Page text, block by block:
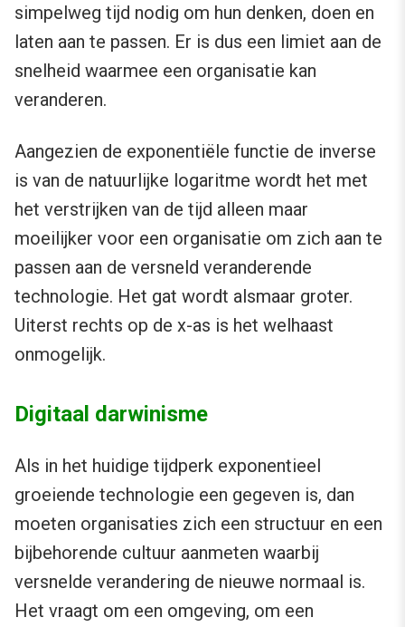
simpelweg tijd nodig om hun denken, doen en
laten aan te passen. Er is dus een limiet aan de
snelheid waarmee een organisatie kan
veranderen.
Aangezien de exponentiële functie de inverse
is van de natuurlijke logaritme wordt het met
het verstrijken van de tijd alleen maar
moeilijker voor een organisatie om zich aan te
passen aan de versneld veranderende
technologie. Het gat wordt alsmaar groter.
Uiterst rechts op de x-as is het welhaast
onmogelijk.
Digitaal darwinisme
Als in het huidige tijdperk exponentieel
groeiende technologie een gegeven is, dan
moeten organisaties zich een structuur en een
bijbehorende cultuur aanmeten waarbij
versnelde verandering de nieuwe normaal is.
Het vraagt om een omgeving, om een